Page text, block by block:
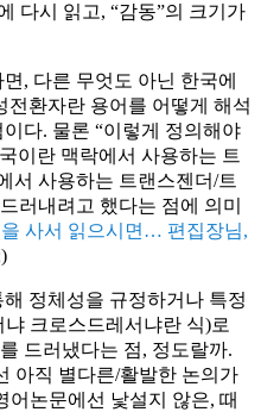
다시 읽고, “감동”의 크기가
, 다른 무엇도 아닌 한국에
환자란 용어를 어떻게 해석
다. 물론 “이렇게 정의해야
이란 맥락에서 사용하는 트
서 사용하는 트랜스젠더/트
러내려고 했다는 점에 의미
사서 읽으시면… 편집장님,
)
정체성을 규정하거나 특정
크로스드레서냐란 식)로
드러냈다는 점, 정도랄까.
아직 별다른/활발한 논의가
어논문에선 낯설지 않은, 때